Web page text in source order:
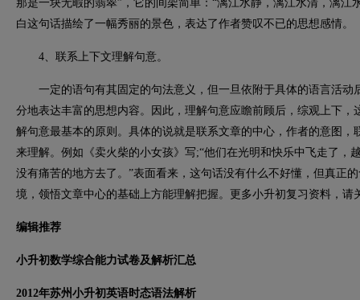
那是一块无暇的翡翠”，它的间架简单：“漓江水静，漓江水清，漓江
白这句话描绘了一幅秀丽的景色，表达了作者赞叹不已的思想感情。
4、联系上下文理解句意。
一定的语句有其固定的句法意义，但一旦依附于具体的语言活动
分地表达丰富的思想内容。因此，理解句意应瞻前顾后，综观上下
解句意最基本的原则。具体的说就是联系文章的中心，作者的意图
来理解。例如《卖火柴的小女孩》写;“他们在光明和快乐中飞走了，
没有痛苦的地方去了。”表面看来，这句话没有什么不好懂，但真正
境，领悟文章中心的基础上方能理解把握。更多小升初复习资料，请
编辑推荐
小升初数学综合能力试卷及解析汇总
2012年苏州小升初英语时态语法解析